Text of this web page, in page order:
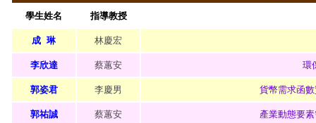
學生姓名 指導教授
成 琳 林慶宏
李欣達 蔡蕙安 環
郭姿君 李慶男 貨幣需求函
郭祐誠 蔡蕙安 產業動態要